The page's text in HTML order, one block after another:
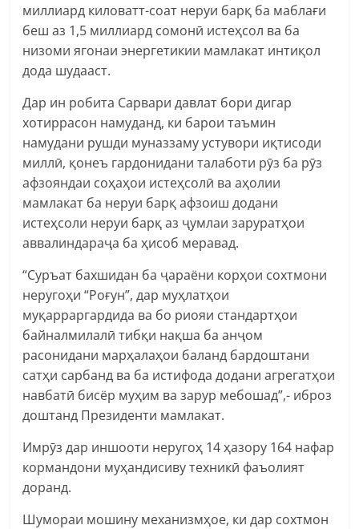
миллиард киловатт-соат неруи барқ ба маблағи
беш аз 1,5 миллиард сомонӣ истеҳсол ва ба
низоми ягонаи энергетикии мамлакат интиқол
дода шудааст.
Дар ин робита Сарвари давлат бори дигар
хотиррасон намуданд, ки барои таъмин
намудани рушди муназзаму устувори иқтисоди
миллӣ, қонеъ гардонидани талаботи рӯз ба рӯз
афзояндаи соҳаҳои истеҳсолӣ ва аҳолии
мамлакат ба неруи барқ афзоиш додани
истеҳсоли неруи барқ аз ҷумлаи заруратҳои
аввалиндараҷа ба ҳисоб меравад.
“Суръат бахшидан ба ҷараёни корҳои сохтмони
неругоҳи “Роғун”, дар муҳлатҳои
муқарраргардида ва бо риояи стандартҳои
байналмилалӣ тибқи нақша ба анҷом
расонидани марҳалаҳои баланд бардоштани
сатҳи сарбанд ва ба истифода додани агрегатҳои
навбатӣ бисёр муҳим ва зарур мебошад”,- иброз
доштанд Президенти мамлакат.
Имрӯз дар иншооти неругоҳ 14 ҳазору 164 нафар
кормандони муҳандисиву техникӣ фаъолият
доранд.
Шумораи мошину механизмҳое, ки дар сохтмон